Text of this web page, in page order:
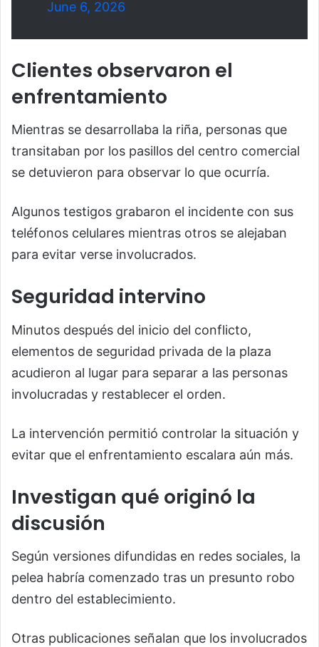
June 6, 2026
Clientes observaron el
enfrentamiento
Mientras se desarrollaba la riña, personas que
transitaban por los pasillos del centro comercial
se detuvieron para observar lo que ocurría.
Algunos testigos grabaron el incidente con sus
teléfonos celulares mientras otros se alejaban
para evitar verse involucrados.
Seguridad intervino
Minutos después del inicio del conflicto,
elementos de seguridad privada de la plaza
acudieron al lugar para separar a las personas
involucradas y restablecer el orden.
La intervención permitió controlar la situación y
evitar que el enfrentamiento escalara aún más.
Investigan qué originó la
discusión
Según versiones difundidas en redes sociales, la
pelea habría comenzado tras un presunto robo
dentro del establecimiento.
Otras publicaciones señalan que los involucrados